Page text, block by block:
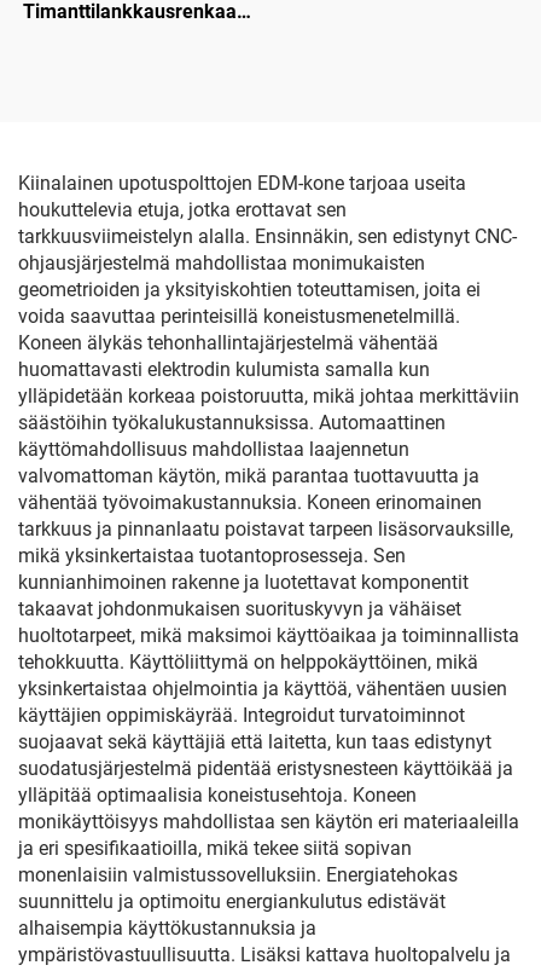
Timanttilankkausrenkaan
Kiinalainen upotuspolttojen EDM-kone tarjoaa useita
houkuttelevia etuja, jotka erottavat sen
tarkkuusviimeistelyn alalla. Ensinnäkin, sen edistynyt CNC-
ohjausjärjestelmä mahdollistaa monimukaisten
geometrioiden ja yksityiskohtien toteuttamisen, joita ei
voida saavuttaa perinteisillä koneistusmenetelmillä.
Koneen älykäs tehonhallintajärjestelmä vähentää
huomattavasti elektrodin kulumista samalla kun
ylläpidetään korkeaa poistoruutta, mikä johtaa merkittäviin
säästöihin työkalukustannuksissa. Automaattinen
käyttömahdollisuus mahdollistaa laajennetun
valvomattoman käytön, mikä parantaa tuottavuutta ja
vähentää työvoimakustannuksia. Koneen erinomainen
tarkkuus ja pinnanlaatu poistavat tarpeen lisäsorvauksille,
mikä yksinkertaistaa tuotantoprosesseja. Sen
kunnianhimoinen rakenne ja luotettavat komponentit
takaavat johdonmukaisen suorituskyvyn ja vähäiset
huoltotarpeet, mikä maksimoi käyttöaikaa ja toiminnallista
tehokkuutta. Käyttöliittymä on helppokäyttöinen, mikä
yksinkertaistaa ohjelmointia ja käyttöä, vähentäen uusien
käyttäjien oppimiskäyrää. Integroidut turvatoiminnot
suojaavat sekä käyttäjiä että laitetta, kun taas edistynyt
suodatusjärjestelmä pidentää eristysnesteen käyttöikää ja
ylläpitää optimaalisia koneistusehtoja. Koneen
monikäyttöisyys mahdollistaa sen käytön eri materiaaleilla
ja eri spesifikaatioilla, mikä tekee siitä sopivan
monenlaisiin valmistussovelluksiin. Energiatehokas
suunnittelu ja optimoitu energiankulutus edistävät
alhaisempia käyttökustannuksia ja
ympäristövastuullisuutta. Lisäksi kattava huoltopalvelu ja